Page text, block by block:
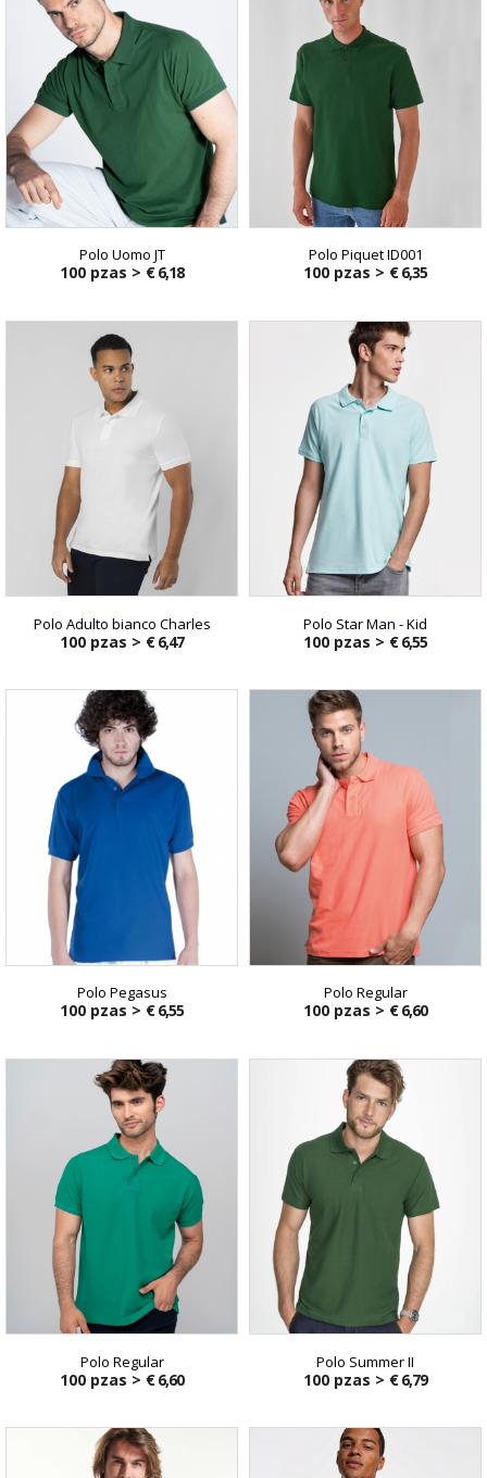
Polo Uomo JT
100 pzas > € 6,18
Polo Piquet ID001
100 pzas > € 6,35
Polo Adulto bianco Charles
100 pzas > € 6,47
Polo Star Man - Kid
100 pzas > € 6,55
Polo Pegasus
100 pzas > € 6,55
Polo Regular
100 pzas > € 6,60
Polo Regular
100 pzas > € 6,60
Polo Summer II
100 pzas > € 6,79